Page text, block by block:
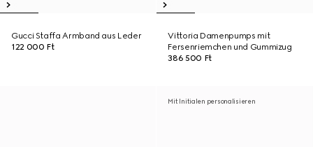
Gucci Staffa Armband aus Leder
122 000 Ft
Vittoria Damenpumps mit
Fersenriemchen und Gummizug
386 500 Ft
Mit Initialen personalisieren